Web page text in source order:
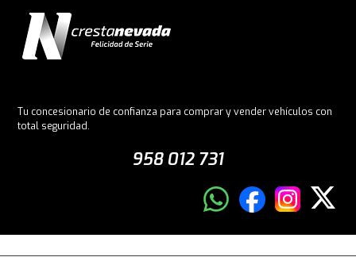
Tu concesionario de confianza para comprar y vender vehículos con
total seguridad.
958 012 731